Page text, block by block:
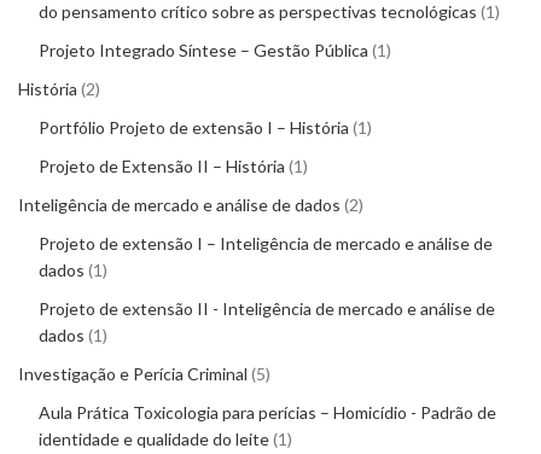
do pensamento crítico sobre as perspectivas tecnológicas 1
Projeto Integrado Síntese – Gestão Pública 1
História 2
Portfólio Projeto de extensão I – História 1
Projeto de Extensão II – História 1
Inteligência de mercado e análise de dados 2
Projeto de extensão I – Inteligência de mercado e análise de
dados 1
Projeto de extensão II - Inteligência de mercado e análise de
dados 1
Investigação e Perícia Criminal 5
Aula Prática Toxicologia para perícias – Homicídio - Padrão de
identidade e qualidade do leite 1